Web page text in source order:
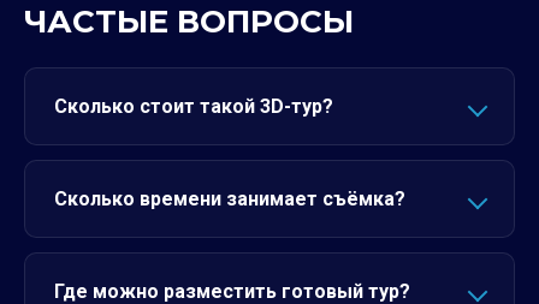
ЧАСТЫЕ ВОПРОСЫ
Сколько стоит такой 3D-тур?
Сколько времени занимает съёмка?
Где можно разместить готовый тур?